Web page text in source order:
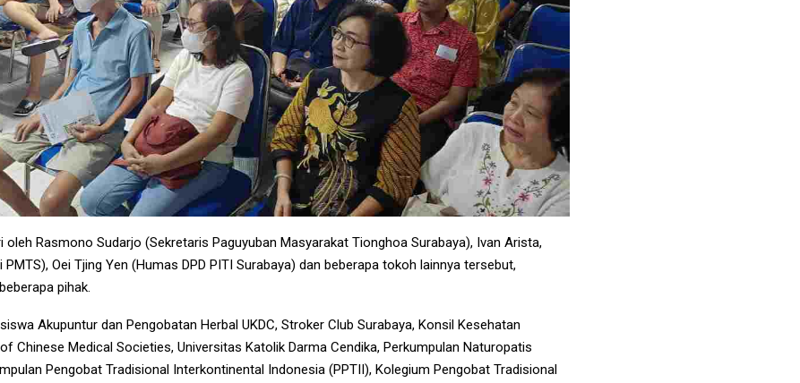
oleh Rasmono Sudarjo (Sekretaris Paguyuban Masyarakat Tionghoa Surabaya), Ivan Arista,
Oei Tjing Yen (Humas DPD PITI Surabaya) dan beberapa tokoh lainnya tersebut,
pihak.
Akupuntur dan Pengobatan Herbal UKDC, Stroker Club Surabaya, Konsil Kesehatan
Chinese Medical Societies, Universitas Katolik Darma Cendika, Perkumpulan Naturopatis
Pengobat Tradisional Interkontinental Indonesia (PPTII), Kolegium Pengobat Tradisional